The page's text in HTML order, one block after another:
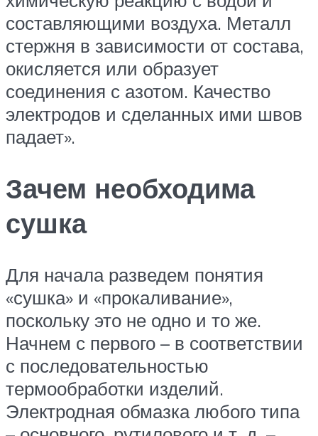
составляющими воздуха. Металл
стержня в зависимости от состава,
окисляется или образует
соединения с азотом. Качество
электродов и сделанных ими швов
падает».
Зачем необходима
сушка
Для начала разведем понятия
«сушка» и «прокаливание»,
поскольку это не одно и то же.
Начнем с первого – в соответствии
с последовательностью
термообработки изделий.
Электродная обмазка любого типа